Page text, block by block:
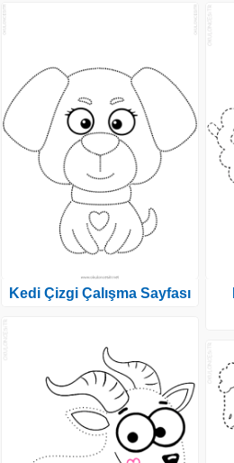
Kedi Çizgi Çalışma Sayfası